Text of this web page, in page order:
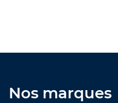
Nos marques